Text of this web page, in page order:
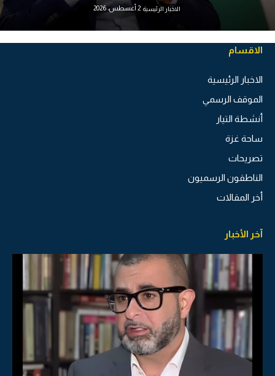
الاخبار الرئيسية 2 أغسطس، 2026
الاقسام
الاخبار الرئيسية
الموقف الرسمي
أنشطة التيار
ساحة غزة
تصريحات
الناطقون الرسميون
أخر المقالات
آخر الأخبار